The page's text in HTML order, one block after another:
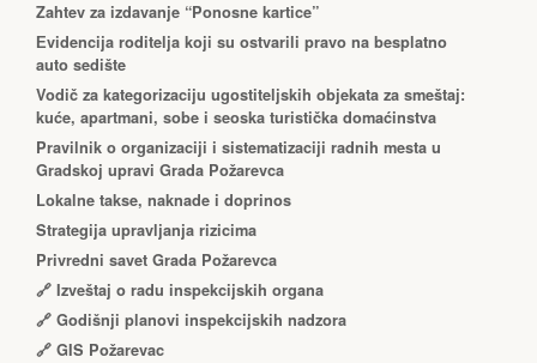
Zahtev za izdavanje “Ponosne kartice”
Еvidencija roditelja koji su ostvarili pravo na besplatno
auto sedište
Vodič za kategorizaciju ugostiteljskih objekata za smeštaj:
kuće, apartmani, sobe i seoska turistička domaćinstva
Pravilnik o organizaciji i sistematizaciji radnih mesta u
Gradskoj upravi Grada Požarevca
Lokalne takse, naknade i doprinos
Strategija upravljanja rizicima
Privredni savet Grada Požarevca
🔗 Izveštaj o radu inspekcijskih organa
🔗 Godišnji planovi inspekcijskih nadzora
🔗 GIS Požarevac